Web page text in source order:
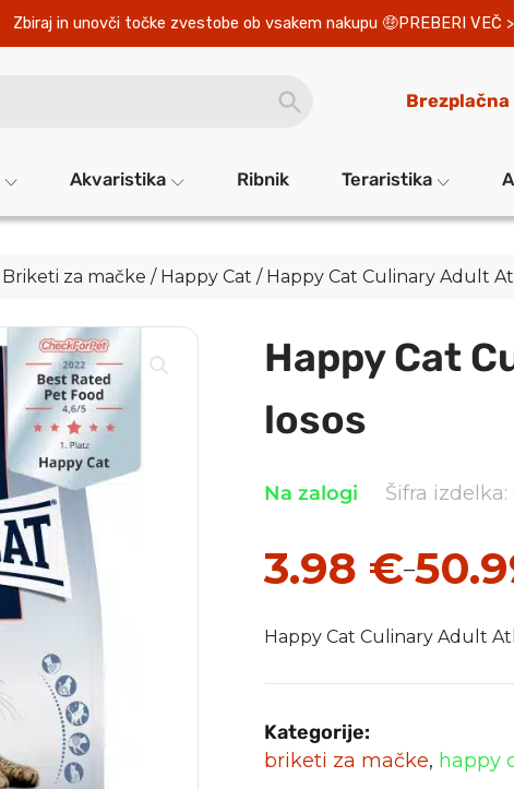
Zbiraj in unovči točke zvestobe ob vsakem nakupu PREBERI VEČ
BUTTON
Akvaristika Ribnik Teraristika
Briketi za mačke / Happy Cat / Happy Cat Culinary Adult
Happy Cat
losos
Na zalogi Šifra izdelka:
3.98 €–
Cenovni
od
3.98 €
do
50.99 €
Happy Cat Culinary Adult
Kategorije:
briketi za mačke, happy